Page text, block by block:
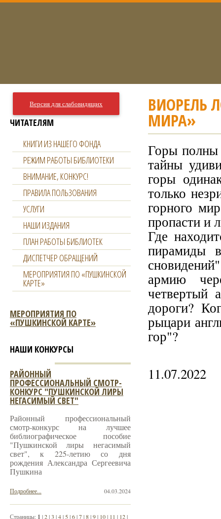
ВИОРЕЛЬ
МИРА»
Горы полны
тайны
горы
только
горного
пропасти и
Где
пирамиды
армию
четвертый
дороги?
рыцари
гор"?
11.07.2022
Версия для слабовидящих
ЧИТАТЕЛЯМ
КНИГИ ИЗ НАШЕГО ФОНДА
РЕЖИМ РАБОТЫ БИБЛИОТЕКИ
ВНИМАНИЕ, КОНКУРС!
ПРАВИЛА ПОЛЬЗОВАНИЯ
УСЛУГИ
НАШИ ИЗДАНИЯ
ПЛАН РАБОТЫ БИБЛИОТЕК
ДИСПЕТЧЕР ОБРАЩЕНИЙ
МЕРОПРИЯТИЯ ПО «ПУШКИНСКОЙ
КАРТЕ»
МЕРОПРИЯТИЯ ПО
«ПУШКИНСКОЙ КАРТЕ»
НАШИ КОНКУРСЫ
РАЙОННЫЙ
ПРОФЕССИОНАЛЬНЫЙ СМОТР-
КОНКУРС "ПУШКИНСКОЙ ЛИРЫ
НЕГАСИМЫЙ СВЕТ"
Районный профессиональный
смотр-конкурс на лучшее
библиографическое пособие
"Пушкинской лиры негасимый
свет", к 225-летию со дня
рождения Александра Сергеевича
Пушкина
04.03.2024
Подробнее...
Страницы: 1 |2|3 |4| 5|6|7|8|9| 10| 11 | 12|